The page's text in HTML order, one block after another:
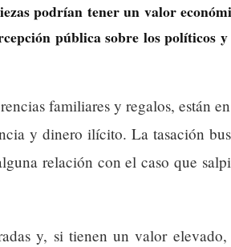
podrían tener un valor
pública sobre los políticos y
familiares y regalos, están
y dinero ilícito. La tasación
relación con el caso que
y, si tienen un valor elevado,